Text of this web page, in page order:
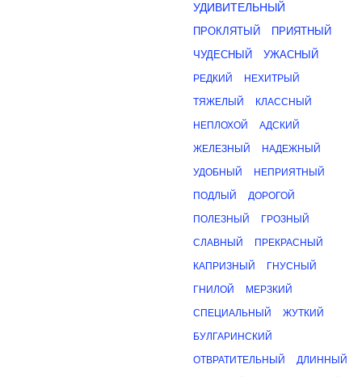
УДИВИТЕЛЬНЫЙ
ПРОКЛЯТЫЙ
ПРИЯТНЫЙ
ЧУДЕСНЫЙ
УЖАСНЫЙ
РЕДКИЙ НЕХИТРЫЙ
ТЯЖЕЛЫЙ КЛАССНЫЙ
НЕПЛОХОЙ АДСКИЙ
ЖЕЛЕЗНЫЙ НАДЕЖНЫЙ
УДОБНЫЙ НЕПРИЯТНЫЙ
ПОДЛЫЙ ДОРОГОЙ
ПОЛЕЗНЫЙ ГРОЗНЫЙ
СЛАВНЫЙ ПРЕКРАСНЫЙ
КАПРИЗНЫЙ ГНУСНЫЙ
ГНИЛОЙ МЕРЗКИЙ
СПЕЦИАЛЬНЫЙ ЖУТКИЙ
БУЛГАРИНСКИЙ
ОТВРАТИТЕЛЬНЫЙ ДЛИННЫЙ